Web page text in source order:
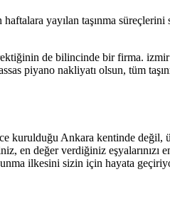
yayılan taşınma
de bilincinde bir firma.
piyano nakliyatı olsun, tüm
kurulduğu Ankara kentinde
en değer verdiğiniz
ilkesini sizin için hayata